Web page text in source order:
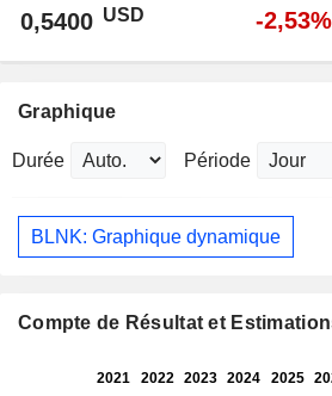
0,5400 USD -2,53%
Graphique
Durée Période
BLNK: Graphique dynamique
Compte de Résultat et